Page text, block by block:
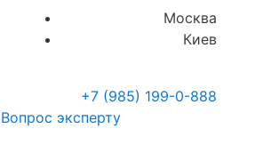
Москва
Киев
+7 (985) 199-0-888
Вопрос эксперту